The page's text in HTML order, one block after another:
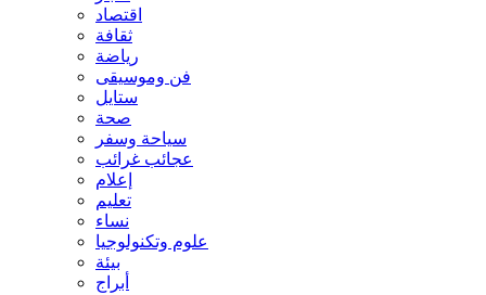
اقتصاد
ثقافة
رياضة
فن وموسيقى
ستايل
صحة
سياحة وسفر
عجائب غرائب
إعلام
تعليم
نساء
علوم وتكنولوجيا
بيئة
أبراج